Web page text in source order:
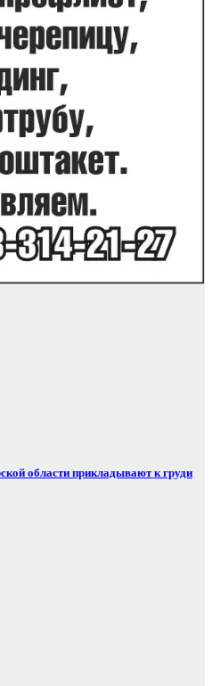
области прикладывают к груди